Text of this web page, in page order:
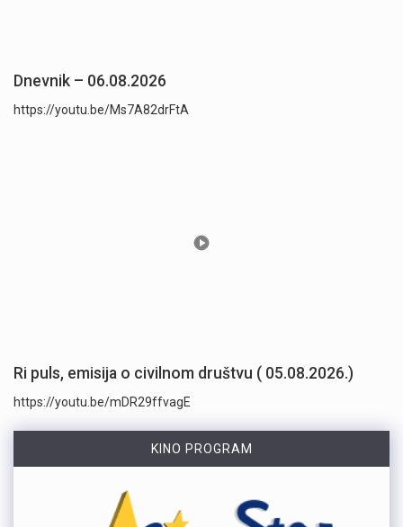
Dnevnik – 06.08.2026
https://youtu.be/Ms7A82drFtA
Ri puls, emisija o civilnom društvu ( 05.08.2026.)
https://youtu.be/mDR29ffvagE
KINO PROGRAM